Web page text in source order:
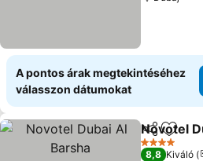
A pontos árak megtekintéséhez
válasszon dátumokat
Megosztás
Novotel
4 Kategória
8,8 Kiváló